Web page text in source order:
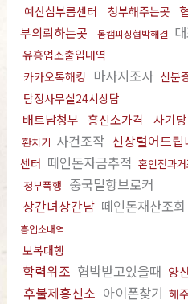
예산심부름센터 청부해주는곳
부의뢰하는곳
몸캠피싱협박해결
유흥업소출입내역
카카오톡해킹 마사지조사 신분
탐정사무실24시상담
배트남청부 흥신소가격 사기
환치기 사건조작 신상털어드립
센터 떼인돈자금추적 혼인전과
청부폭행 중국밀항브로커
상간녀상간남 떼인돈재산조회
흥업소내역
보복대행
학력위조 협박받고있을때 양
후불제흥신소 아이폰찾기 해